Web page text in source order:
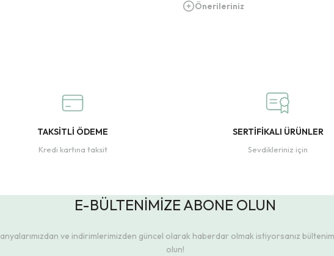
Önerileriniz
TAKSİTLİ ÖDEME
Kredi kartına taksit
SERTİFİKALI ÜRÜNLER
Sevdikleriniz için
E-BÜLTENİMİZE ABONE OLUN
ve indirimlerimizden güncel olarak haberdar olmak istiyorsanız
olun!